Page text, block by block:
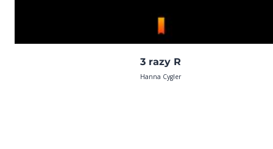
3 razy R
Hanna Cygler